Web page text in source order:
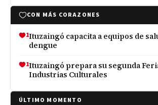
CON MÁS CORAZONES
1Ituzaingó capacita a equipos de
dengue
1Ituzaingó prepara su segunda
Industrias Culturales
ÚLTIMO MOMENTO